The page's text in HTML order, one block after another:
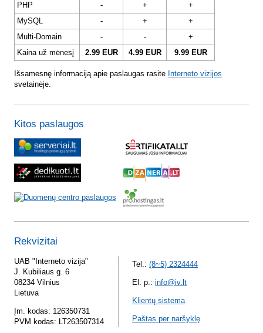
PHP
- +
+
MySQL
- +
+
Multi-Domain
- -
+
Kaina už mėnesį
2.99 EUR 4.99 EUR 9.99 EUR
Išsamesnę informaciją apie paslaugas rasite Interneto vizijos
svetainėje.
Kitos paslaugos
Rekvizitai
UAB "Interneto vizija"
J. Kubiliaus g. 6
08234 Vilnius
Lietuva
Įm. kodas: 126350731
PVM kodas: LT263507314
Tel.: (8~5) 2324444
El. p.: info@iv.lt
Klientų sistema
Paštas per naršyklę